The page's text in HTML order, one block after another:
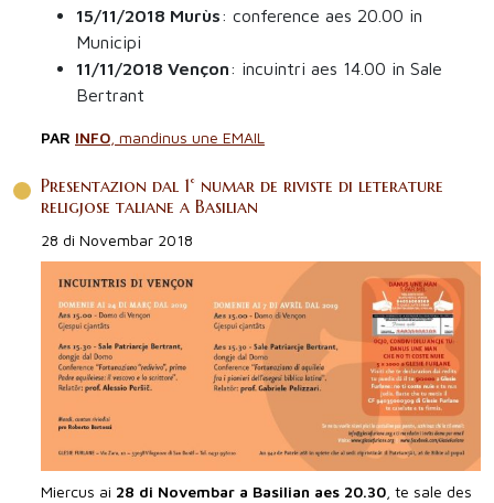
15/11/2018 Murùs: conference aes 20.00 in
Municipi
11/11/2018 Vençon: incuintri aes 14.00 in Sale
Bertrant
PAR INFO , mandinus une EMAIL
Presentazion dal 1° numar de riviste di leterature
religjose taliane a Basilian
28 di Novembar 2018
Miercus ai 28 di Novembar a Basilian aes 20.30 , te sale des